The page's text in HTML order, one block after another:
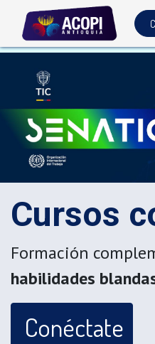
Cursos
Formación
habilidades
Conéctate